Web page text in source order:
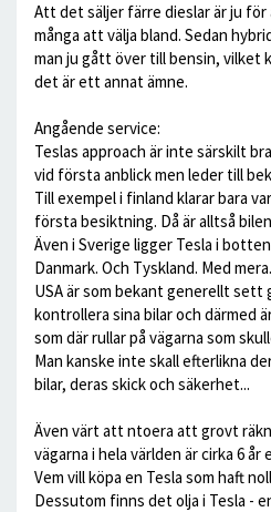
Att det säljer färre dieslar är ju
många att välja bland. Sedan
man ju gått över till bensin, vilket
det är ett annat ämne.
Angående service:
Teslas approach är inte särskilt
vid första anblick men leder till
Till exempel i finland klarar bara
första besiktning. Då är alltså
Även i Sverige ligger Tesla i
Danmark. Och Tyskland. Med mera.
USA är som bekant generellt sett
kontrollera sina bilar och därmed
som där rullar på vägarna som
Man kanske inte skall efterlikna
bilar, deras skick och säkerhet...
Även värt att ntoera att grovt
vägarna i hela världen är cirka 6 år
Vem vill köpa en Tesla som haft
Dessutom finns det olja i Tesla -